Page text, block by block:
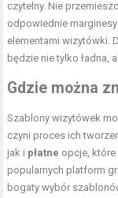
czytelny. Nie
odpowiednie
elementami wizytówki.
będzie nie tylko ładna,
Gdzie można
Szablony wizytówek
czyni proces ich
jak i płatne opcje, które
popularnych platform
bogaty wybór